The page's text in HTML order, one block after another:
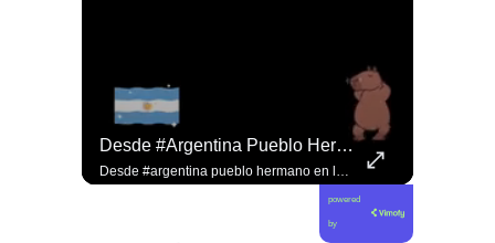
Desde #argentina Pueblo Hermano En La Lucha Contra El Sionismo @laneurona.
Desde #argentina pueblo hermano en la lucha contra el sionismo @laneurona.rebelde y rebelde un compacto de la acción directa ciudadana #noticias
powered
by